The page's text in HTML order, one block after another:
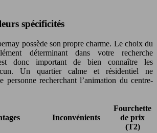
spécificités
possède son propre charme. Le choix du
déterminant dans votre recherche
donc important de bien connaître les
Un quartier calme et résidentiel ne
personne recherchant l’animation du centre-
Inconvénients
Fourchette
de prix
(T2)